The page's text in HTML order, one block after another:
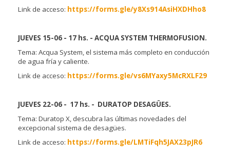
Link de acceso: https://forms.gle/y8Xs914AsiHXDHho8
JUEVES 15-06 - 17 hs. - ACQUA SYSTEM THERMOFUSION.
Tema: Acqua System, el sistema más completo en conducción
de agua fría y caliente.
Link de acceso: https://forms.gle/vs6MYaxy5McRXLF29
JUEVES 22-06 - 17 hs. - DURATOP DESAGÜES.
Tema: Duratop X, descubra las últimas novedades del
excepcional sistema de desagües.
Link de acceso: https://forms.gle/LMTiFqh5JAX23pJR6